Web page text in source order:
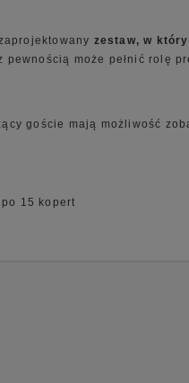
zestaw, w
pewnością może pełnić rolę
goście mają możliwość
15 kopert